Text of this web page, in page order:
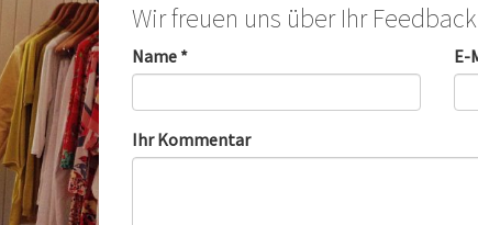
Wir freuen uns über Ihr Feedback
Name * E-
Ihr Kommentar